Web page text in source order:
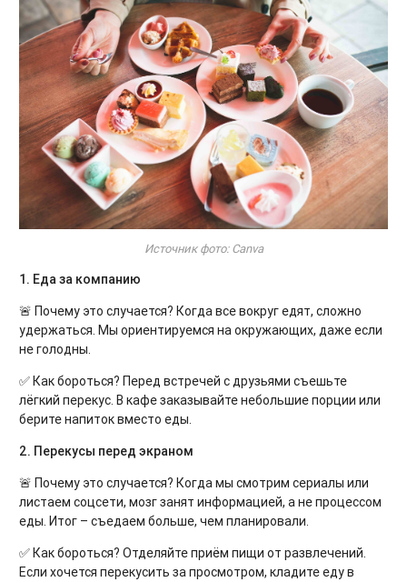
Источник фото: Canva
1. Еда за компанию
🚨 Почему это случается? Когда все вокруг едят, сложно
удержаться. Мы ориентируемся на окружающих, даже если
не голодны.
✅ Как бороться? Перед встречей с друзьями съешьте
лёгкий перекус. В кафе заказывайте небольшие порции или
берите напиток вместо еды.
2. Перекусы перед экраном
🚨 Почему это случается? Когда мы смотрим сериалы или
листаем соцсети, мозг занят информацией, а не процессом
еды. Итог – съедаем больше, чем планировали.
✅ Как бороться? Отделяйте приём пищи от развлечений.
Если хочется перекусить за просмотром, кладите еду в